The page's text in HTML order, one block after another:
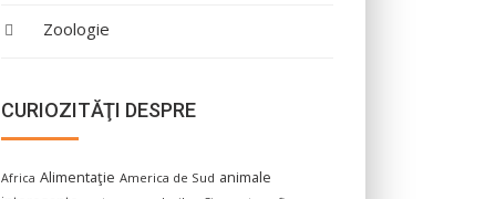
Zoologie
CURIOZITĂŢI DESPRE
Africa Alimentaţie America de Sud animale